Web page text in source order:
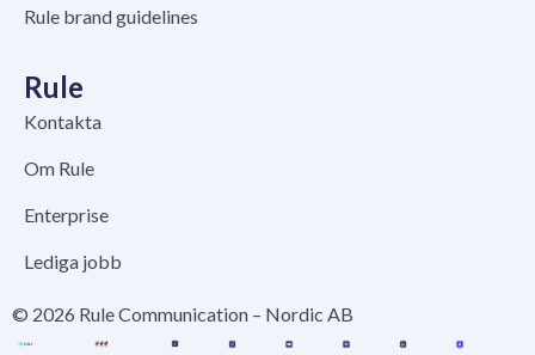
Rule brand guidelines
Rule
Kontakta
Om Rule
Enterprise
Lediga jobb
© 2026 Rule Communication – Nordic AB